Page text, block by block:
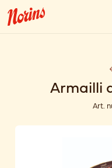
Armailli
Art.